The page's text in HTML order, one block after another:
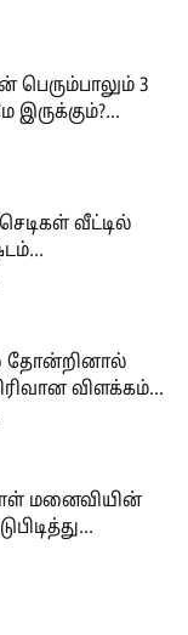
பெரும்பாலும் 3
வீட்டில்
தோன்றினால்
விளக்கம்...
மனைவியின்